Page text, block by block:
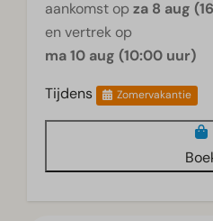
aankomst op za 8 aug
en vertrek op
ma 10 aug (10:00 uur)
Tijdens
Zomervakantie